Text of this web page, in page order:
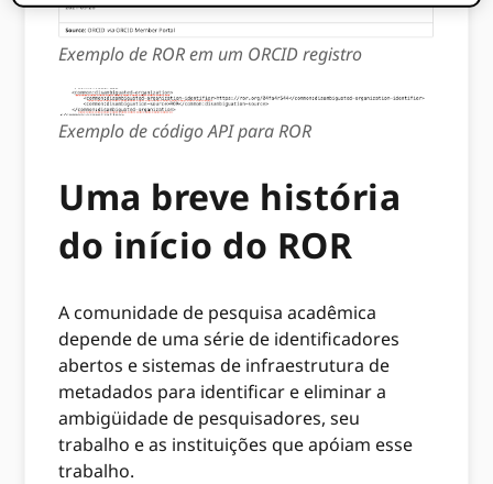
Exemplo de ROR em um ORCID registro
Exemplo de código API para ROR
Uma breve história
do início do ROR
A comunidade de pesquisa acadêmica
depende de uma série de identificadores
abertos e sistemas de infraestrutura de
metadados para identificar e eliminar a
ambigüidade de pesquisadores, seu
trabalho e as instituições que apóiam esse
trabalho.